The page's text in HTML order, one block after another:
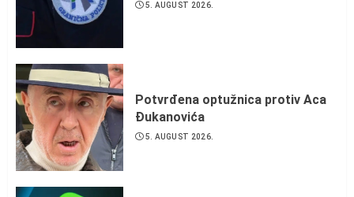
5. AUGUST 2026.
Potvrđena optužnica protiv Aca
Đukanovića
5. AUGUST 2026.